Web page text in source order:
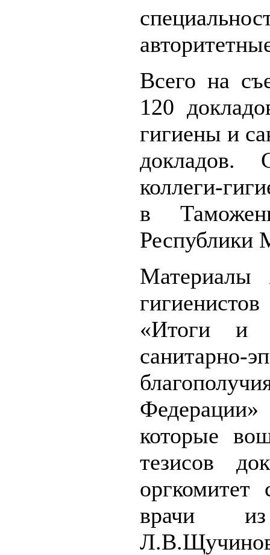
Всего на
120
гигиены и
докладов.
коллеги-
в
Республики
Материалы
«Итоги и
санитарно-
которые
тезисов
врачи